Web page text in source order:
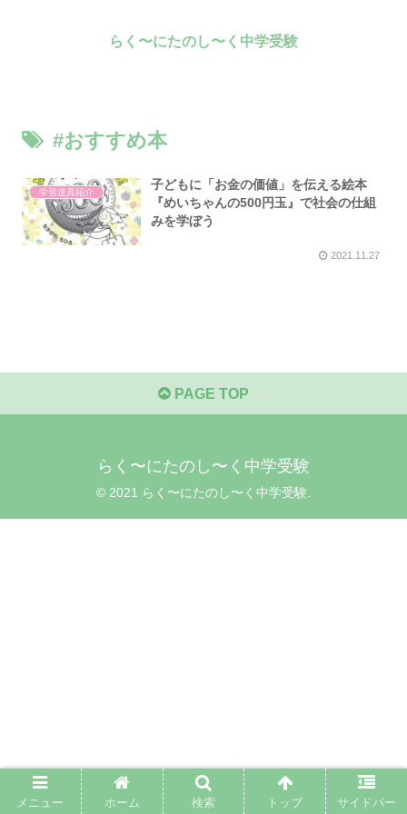
らく〜にたのし〜く中学受験
#おすすめ本
学習道具紹介
子どもに「お金の価値」を伝える絵本
『めいちゃんの500円玉』で社会の仕組
みを学ぼう
2021.11.27
PAGE TOP
らく〜にたのし〜く中学受験
© 2021 らく〜にたのし〜く中学受験.
メニュー ホーム 検索 トップ サイドバー